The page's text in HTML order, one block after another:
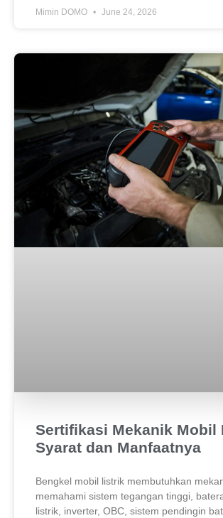
Mimin DOMO June 24, 2026
Sertifikasi Mekanik Mobil
Syarat dan Manfaatnya
Bengkel mobil listrik membutuhkan
memahami sistem tegangan tinggi,
listrik, inverter, OBC, sistem pendingin